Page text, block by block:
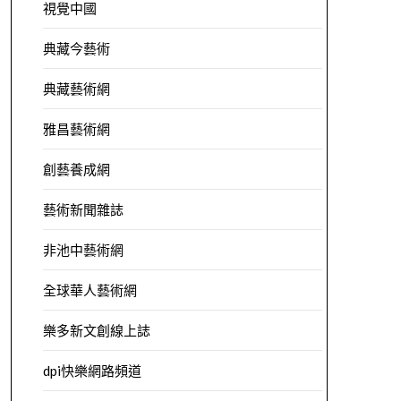
視覺中國
典藏今藝術
典藏藝術網
雅昌藝術網
創藝養成網
藝術新聞雜誌
非池中藝術網
全球華人藝術網
樂多新文創線上誌
dpi快樂網路頻道